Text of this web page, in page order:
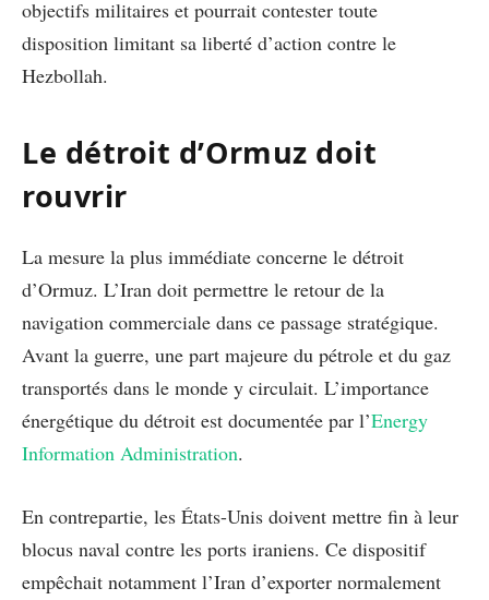
objectifs militaires et pourrait contester toute
disposition limitant sa liberté d’action contre le
Hezbollah.
Le détroit d’Ormuz doit
rouvrir
La mesure la plus immédiate concerne le détroit
d’Ormuz. L’Iran doit permettre le retour de la
navigation commerciale dans ce passage stratégique.
Avant la guerre, une part majeure du pétrole et du gaz
transportés dans le monde y circulait. L’importance
énergétique du détroit est documentée par l’Energy
Information Administration.
En contrepartie, les États-Unis doivent mettre fin à leur
blocus naval contre les ports iraniens. Ce dispositif
empêchait notamment l’Iran d’exporter normalement